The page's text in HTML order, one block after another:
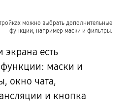
можно выбрать дополнительные
функции, например маски и фильтры.
есть
маски и
окно чата,
и кнопка